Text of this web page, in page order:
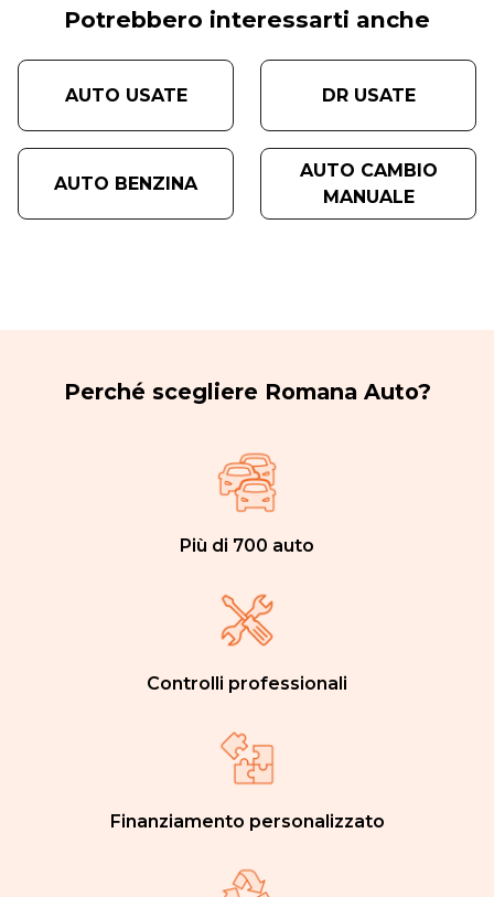
Potrebbero interessarti anche
AUTO USATE DR USATE
AUTO BENZINA
AUTO CAMBIO
MANUALE
Perché scegliere Romana Auto?
Più di 700 auto
Controlli professionali
Finanziamento personalizzato